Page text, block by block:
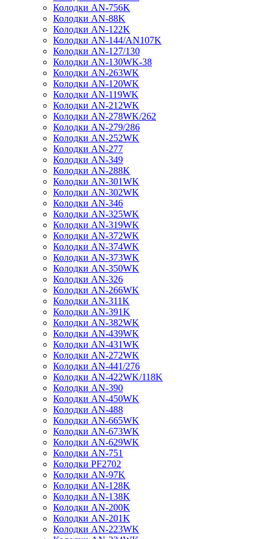
Колодки AN-756K
Колодки AN-88K
Колодки AN-122K
Колодки AN-144/AN107K
Колодки AN-127/130
Колодки AN-130WK-38
Колодки AN-263WK
Колодки AN-120WK
Колодки AN-119WK
Колодки AN-212WK
Колодки AN-278WK/262
Колодки AN-279/286
Колодки AN-252WK
Колодки AN-277
Колодки AN-349
Колодки AN-288K
Колодки AN-301WK
Колодки AN-302WK
Колодки AN-346
Колодки AN-325WK
Колодки AN-319WK
Колодки AN-372WK
Колодки AN-374WK
Колодки AN-373WK
Колодки AN-350WK
Колодки AN-326
Колодки AN-266WK
Колодки AN-311K
Колодки AN-391K
Колодки AN-382WK
Колодки AN-439WK
Колодки AN-431WK
Колодки AN-272WK
Колодки AN-441/276
Колодки AN-422WK/118K
Колодки AN-390
Колодки AN-450WK
Колодки AN-488
Колодки AN-665WK
Колодки AN-673WK
Колодки AN-629WK
Колодки AN-751
Колодки PF2702
Колодки AN-97K
Колодки AN-128K
Колодки AN-138K
Колодки AN-200K
Колодки AN-201K
Колодки AN-223WK